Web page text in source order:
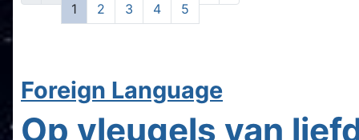
1 2 3 4 5
Foreign Language
Op vleugels van